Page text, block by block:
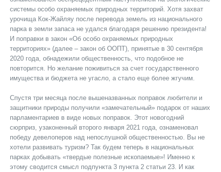
системы особо охраняемых природных территорий. Хотя захват
урочища Кок-Жайляу после перевода земель из национального
парка в земли запаса не удался благодаря решению президента!
И поправки в закон «Об особо охраняемых природных
территориях» (далее – закон об ООПТ), принятые в 30 сентября
2020 года, обнадежили общественность, что подобное не
повторится. Но желание поживиться за счет государственного
имущества и бюджета не угасло, а стало еще более жгучим.
Спустя три месяца после вышеназванных поправок любители и
защитники природы получили «замечательный» подарок от наших
парламентариев в виде новых поправок. Этот новогодний
сюрприз, узаконенный второго января 2021 года, ознаменовал
победу девелоперов над непослушной общественностью. Вы не
хотели развивать туризм? Так будем теперь в национальных
парках добывать «твердые полезные ископаемые»! Именно к
этому сводится смысл подпункта 3 пункта 2 статьи 23. И как